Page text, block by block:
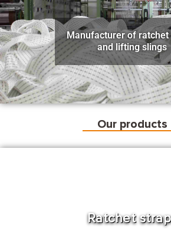
Manufacturer of ratchet
and lifting slings
Our products
Ratchet